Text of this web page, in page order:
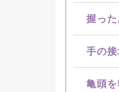
握っ
手の
亀頭を